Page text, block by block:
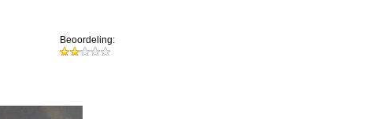
Beoordeling: